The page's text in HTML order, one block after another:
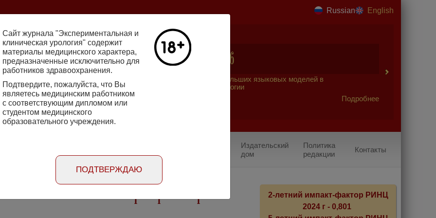
Russian English
2712-8571 10.29188/2222-8543
- основатель НИИ
исследования в НИИ
Подробнее
Номер №2, 2026
Галлюцинации больших языковых моделей в
клинической урологии
Подробнее
i klinicheskaya urologiya
для авторов
рекламодателей
Издательский
дом
Политика
редакции
Контакты
мочегонных препаратов при
2-летний импакт-фактор РИНЦ
2024 г - 0,801
Сайт журнала "Экспериментальная и
клиническая урология" содержит
материалы медицинского характера,
предназначенные исключительно для
работников здравоохранения.
Подтвердите, пожалуйста, что Вы
являетесь медицинским работником
с соответствующим дипломом или
студентом медицинского
образовательного учреждения.
ПОДТВЕРЖДАЮ